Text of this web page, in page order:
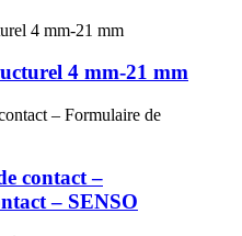
4 mm-21 mm
contact –
– SENSO